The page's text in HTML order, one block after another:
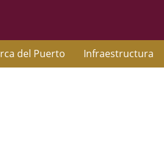
del Puerto Infraestructura